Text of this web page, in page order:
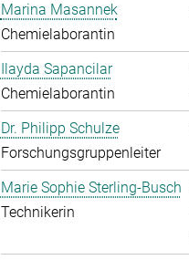
Marina Masannek
Chemielaborantin
Ilayda Sapancilar
Chemielaborantin
Dr. Philipp Schulze
Forschungsgruppenleiter
Marie Sophie Sterling-Busch
Technikerin